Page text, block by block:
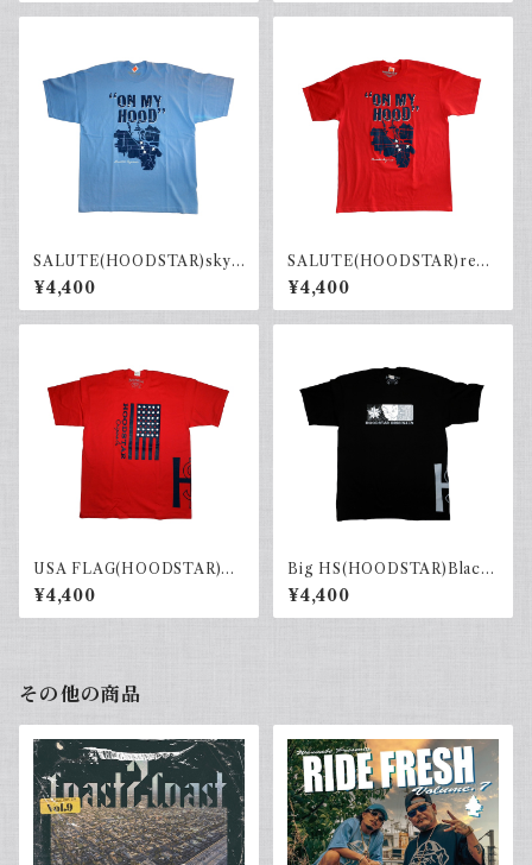
SALUTE(HOODSTAR)sky.b
×navy
¥4,400
SALUTE(HOODSTAR)red×
navy
¥4,400
USA FLAG(HOODSTAR)Re
d×Navy
¥4,400
Big HS(HOODSTAR)Black×
Gray
¥4,400
その他の商品